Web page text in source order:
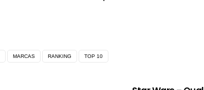
MARCAS RANKING TOP 10